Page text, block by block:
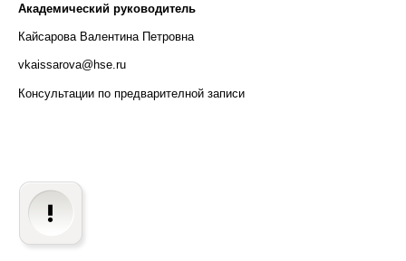
Академический руководитель
Кайсарова Валентина Петровна
vkaissarova@hse.ru
Консультации по предварителной записи